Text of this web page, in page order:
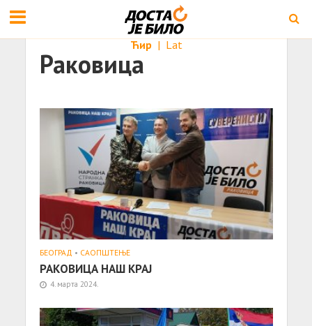
Ћир | Lat
Раковица
БЕОГРАД • САОПШТЕЊE
РАКОВИЦА НАШ КРАЈ
4. марта 2024.